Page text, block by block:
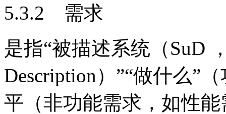
5.3.2 需求
是指“被描述系统（SuD
Description）”“做什么”
平（非功能需求，如性